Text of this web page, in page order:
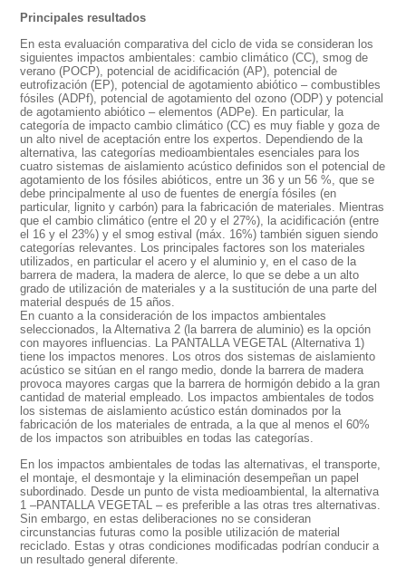
Principales resultados
En esta evaluación comparativa del ciclo de vida se consideran los
siguientes impactos ambientales: cambio climático (CC), smog de
verano (POCP), potencial de acidificación (AP), potencial de
eutrofización (EP), potencial de agotamiento abiótico – combustibles
fósiles (ADPf), potencial de agotamiento del ozono (ODP) y potencial
de agotamiento abiótico – elementos (ADPe). En particular, la
categoría de impacto cambio climático (CC) es muy fiable y goza de
un alto nivel de aceptación entre los expertos. Dependiendo de la
alternativa, las categorías medioambientales esenciales para los
cuatro sistemas de aislamiento acústico definidos son el potencial de
agotamiento de los fósiles abióticos, entre un 36 y un 56 %, que se
debe principalmente al uso de fuentes de energía fósiles (en
particular, lignito y carbón) para la fabricación de materiales. Mientras
que el cambio climático (entre el 20 y el 27%), la acidificación (entre
el 16 y el 23%) y el smog estival (máx. 16%) también siguen siendo
categorías relevantes. Los principales factores son los materiales
utilizados, en particular el acero y el aluminio y, en el caso de la
barrera de madera, la madera de alerce, lo que se debe a un alto
grado de utilización de materiales y a la sustitución de una parte del
material después de 15 años.
En cuanto a la consideración de los impactos ambientales
seleccionados, la Alternativa 2 (la barrera de aluminio) es la opción
con mayores influencias. La PANTALLA VEGETAL (Alternativa 1)
tiene los impactos menores. Los otros dos sistemas de aislamiento
acústico se sitúan en el rango medio, donde la barrera de madera
provoca mayores cargas que la barrera de hormigón debido a la gran
cantidad de material empleado. Los impactos ambientales de todos
los sistemas de aislamiento acústico están dominados por la
fabricación de los materiales de entrada, a la que al menos el 60%
de los impactos son atribuibles en todas las categorías.
En los impactos ambientales de todas las alternativas, el transporte,
el montaje, el desmontaje y la eliminación desempeñan un papel
subordinado. Desde un punto de vista medioambiental, la alternativa
1 –PANTALLA VEGETAL – es preferible a las otras tres alternativas.
Sin embargo, en estas deliberaciones no se consideran
circunstancias futuras como la posible utilización de material
reciclado. Estas y otras condiciones modificadas podrían conducir a
un resultado general diferente.